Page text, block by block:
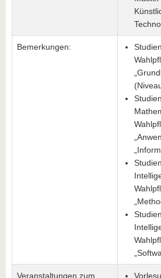
Bemerkungen:
Veranstaltungen zum